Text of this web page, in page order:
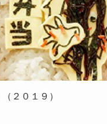
２０１９）